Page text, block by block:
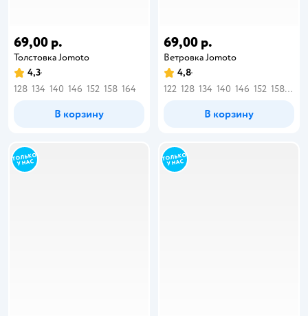
69,00 р.
Толстовка Jomoto
4,3
128 134 140 146 152 158 164
В корзину
69,00 р.
Ветровка Jomoto
4,8
122 128 134 140 146 152 158 164
В корзину